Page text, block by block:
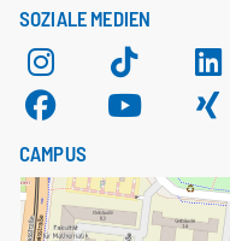
SOZIALE MEDIEN
CAMPUS